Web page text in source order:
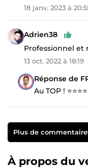
18 janv. 2023 à
Adrien38
Professionnel et
13 oct. 2022 à 18:19
Réponse de
Au TOP !
Plus de
À propos du